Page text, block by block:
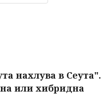
нахлува в Сеута".
или хибридна